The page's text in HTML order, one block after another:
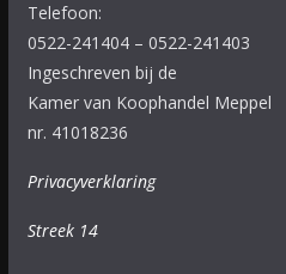
Telefoon:
0522-241404 – 0522-241403
Ingeschreven bij de
Kamer van Koophandel Meppel
nr. 41018236
Privacyverklaring
Streek 14